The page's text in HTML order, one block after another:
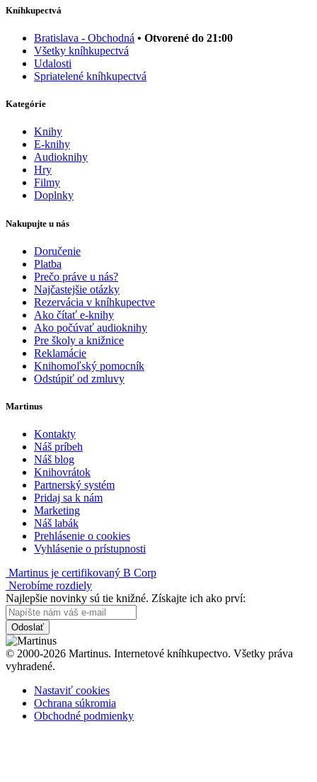
Kníhkupectvá
Bratislava - Obchodná • Otvorené do 21:00
Všetky kníhkupectvá
Udalosti
Spriatelené kníhkupectvá
Kategórie
Knihy
E-knihy
Audioknihy
Hry
Filmy
Doplnky
Nakupujte u nás
Doručenie
Platba
Prečo práve u nás?
Najčastejšie otázky
Rezervácia v kníhkupectve
Ako čítať e-knihy
Ako počúvať audioknihy
Pre školy a knižnice
Reklamácie
Knihomoľský pomocník
Odstúpiť od zmluvy
Martinus
Kontakty
Náš príbeh
Náš blog
Knihovrátok
Partnerský systém
Pridaj sa k nám
Marketing
Náš labák
Prehlásenie o cookies
Vyhlásenie o prístupnosti
Martinus je certifikovaný B Corp
Nerobíme rozdiely
Najlepšie novinky sú tie knižné. Získajte ich ako prví:
Odoslať
© 2000-2026 Martinus. Internetové kníhkupectvo. Všetky práva
vyhradené.
Nastaviť cookies
Ochrana súkromia
Obchodné podmienky